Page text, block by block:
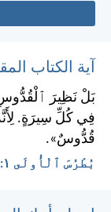
آية الكتاب
بَلْ نَظِيرَ ٱلْقُدُّوسِ
فِي كُلِّ سِيرَةٍ.
قُدُّوسٌ».
بُطْرُسَ ٱلْأُولَى ١:‏١٥-‏١٦